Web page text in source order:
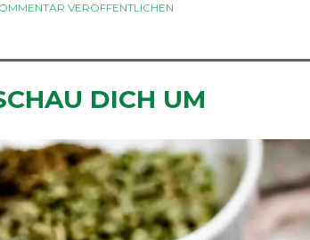
VERÖFFENTLICHEN
DICH UM